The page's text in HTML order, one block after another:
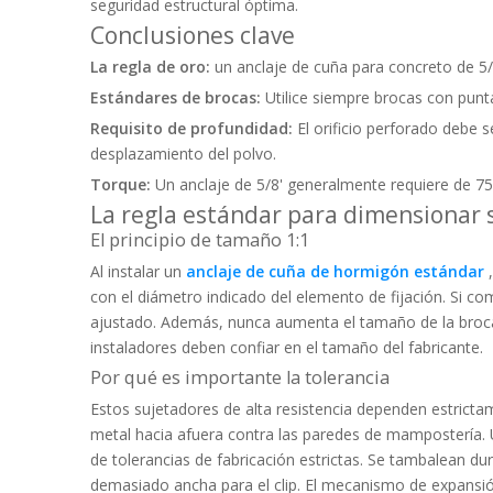
seguridad estructural óptima.
Conclusiones clave
La regla de oro: un anclaje de cuña para concreto de
Estándares de brocas: Utilice siempre brocas con
Requisito de profundidad: El orificio perforado debe
desplazamiento del polvo.
Torque: Un anclaje de 5/8' generalmente requiere de
La regla estándar para dimensionar
El principio de tamaño 1:1
Al instalar un anclaje de cuña de hormigón estándar
con el diámetro indicado del elemento de fijación. Si
ajustado. Además, nunca aumenta el tamaño de la
instaladores deben confiar en el tamaño del fabricante.
Por qué es importante la tolerancia
Estos sujetadores de alta resistencia dependen
metal hacia afuera contra las paredes de
de tolerancias de fabricación estrictas. Se tambalean
demasiado ancha para el clip. El mecanismo de